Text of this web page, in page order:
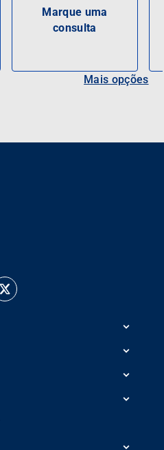
Marque uma
consulta
Mais opções